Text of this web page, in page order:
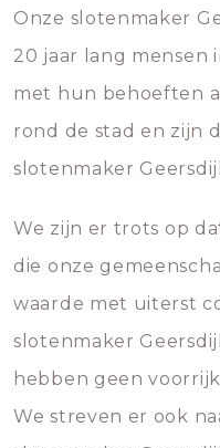
Onze slotenmaker
20 jaar lang mensen
met hun behoeften
rond de stad en zijn
slotenmaker
We zijn er trots op
die onze
waarde met uiterst
slotenmaker
hebben geen
We streven er ook